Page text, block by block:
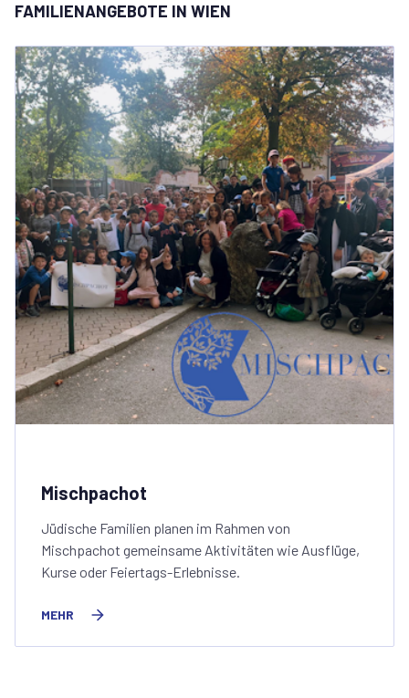
FAMILIENANGEBOTE IN WIEN
Mischpachot
Jüdische Familien planen im Rahmen von
Mischpachot gemeinsame Aktivitäten wie Ausflüge,
Kurse oder Feiertags-Erlebnisse.
MEHR